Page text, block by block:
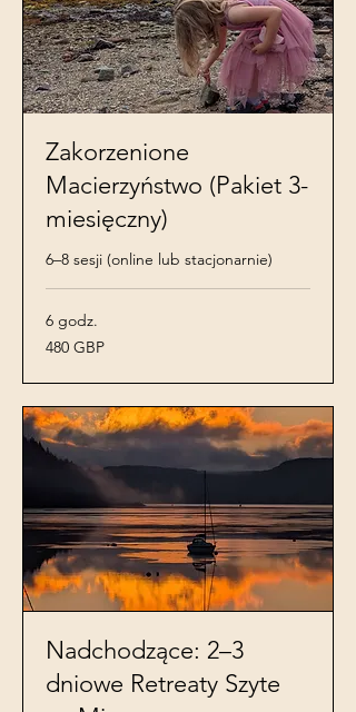
Zakorzenione
Macierzyństwo (Pakiet 3-
miesięczny)
6–8 sesji (online lub stacjonarnie)
6 godz.
480
funtów
480 GBP
Nadchodzące: 2–3
dniowe Retreaty Szyte